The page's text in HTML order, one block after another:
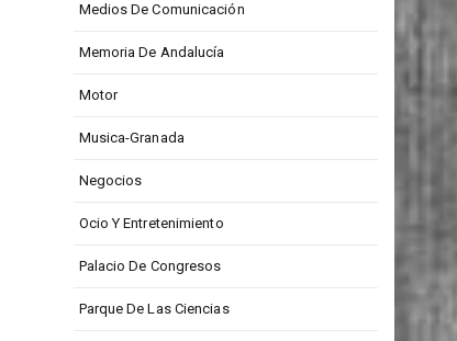
LUGARES
Medios De Comunicación
Memoria De Andalucía
Motor
Musica-Granada
Negocios
Ocio Y Entretenimiento
Palacio De Congresos